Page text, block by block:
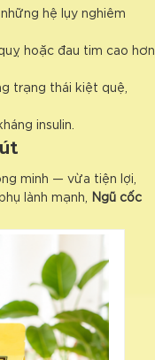
hệ lụy nghiêm
hoặc đau tim cao hơn
trạng thái kiệt quệ,
insulin.
minh — vừa tiện lợi,
lành mạnh, Ngũ cốc